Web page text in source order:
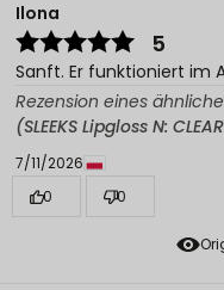
Ilona
5
Sanft. Er funktioniert im
Rezension eines
(SLEEKS Lipgloss N:
7/11/2026
0
0